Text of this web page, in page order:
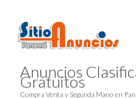
Anuncios
Gratuitos
Compra Venta y Segunda Mano en